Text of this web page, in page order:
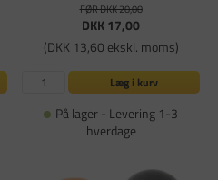
FØR DKK 20,00
DKK 17,00
(DKK 13,60 ekskl. moms)
Læg i kurv
På lager - Levering 1-3
hverdage